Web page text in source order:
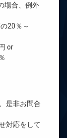
合、例外
20％～
or
是非お問合
対応をして